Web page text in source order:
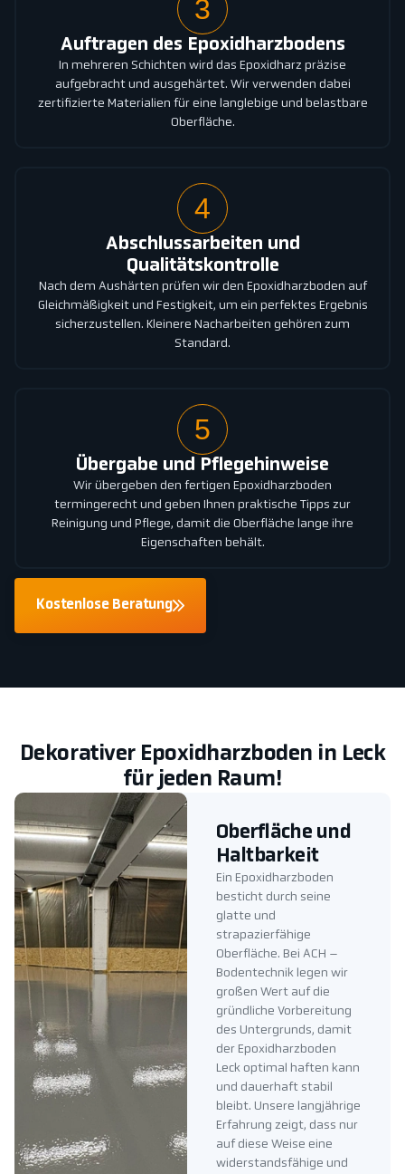
3
Auftragen des Epoxidharzbodens
In mehreren Schichten wird das Epoxidharz präzise
aufgebracht und ausgehärtet. Wir verwenden dabei
zertifizierte Materialien für eine langlebige und belastbare
Oberfläche.
4
Abschlussarbeiten und
Qualitätskontrolle
Nach dem Aushärten prüfen wir den Epoxidharzboden auf
Gleichmäßigkeit und Festigkeit, um ein perfektes Ergebnis
sicherzustellen. Kleinere Nacharbeiten gehören zum
Standard.
5
Übergabe und Pflegehinweise
Wir übergeben den fertigen Epoxidharzboden
termingerecht und geben Ihnen praktische Tipps zur
Reinigung und Pflege, damit die Oberfläche lange ihre
Eigenschaften behält.
Kostenlose Beratung
Dekorativer Epoxidharzboden in Leck
für jeden Raum!
Oberfläche und
Haltbarkeit
Ein Epoxidharzboden
besticht durch seine
glatte und
strapazierfähige
Oberfläche. Bei ACH –
Bodentechnik legen wir
großen Wert auf die
gründliche Vorbereitung
des Untergrunds, damit
der Epoxidharzboden
Leck optimal haften kann
und dauerhaft stabil
bleibt. Unsere langjährige
Erfahrung zeigt, dass nur
auf diese Weise eine
widerstandsfähige und